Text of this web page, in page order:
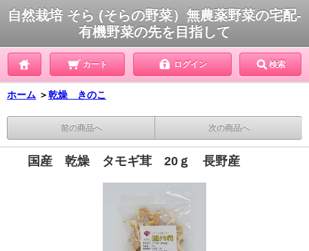
自然栽培 そら (そらの野菜）無農薬野菜の宅配-
有機野菜の先を目指して
カート ログイン 検索
ホーム ＞乾燥 きのこ
前の商品へ 次の商品へ
国産 乾燥 タモギ茸 20ｇ 長野産